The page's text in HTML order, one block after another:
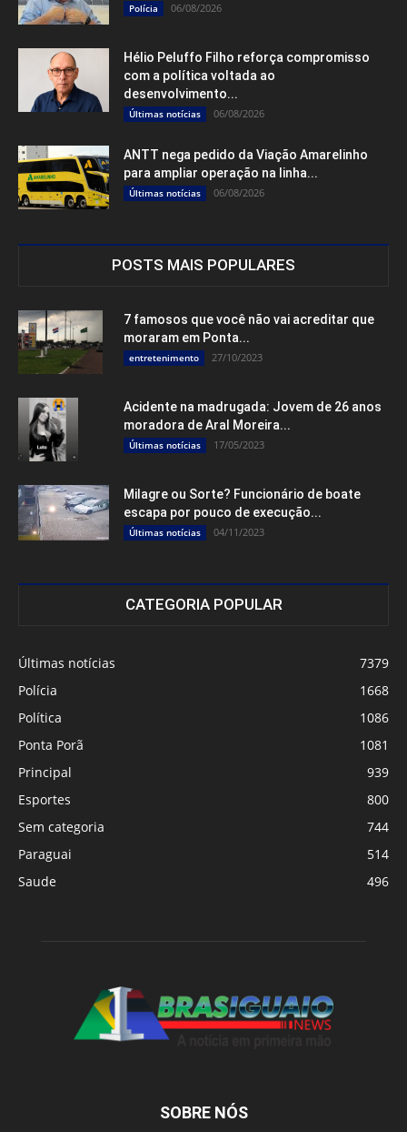
Polícia 06/08/2026
Hélio Peluffo Filho reforça compromisso
com a política voltada ao
desenvolvimento...
Últimas notícias 06/08/2026
ANTT nega pedido da Viação Amarelinho
para ampliar operação na linha...
Últimas notícias 06/08/2026
POSTS MAIS POPULARES
7 famosos que você não vai acreditar que
moraram em Ponta...
entretenimento 27/10/2023
Acidente na madrugada: Jovem de 26 anos
moradora de Aral Moreira...
Últimas notícias 17/05/2023
Milagre ou Sorte? Funcionário de boate
escapa por pouco de execução...
Últimas notícias 04/11/2023
CATEGORIA POPULAR
Últimas notícias
7379
Polícia
1668
Política
1086
Ponta Porã
1081
Principal
939
Esportes
800
Sem categoria
744
Paraguai
514
Saude
496
SOBRE NÓS